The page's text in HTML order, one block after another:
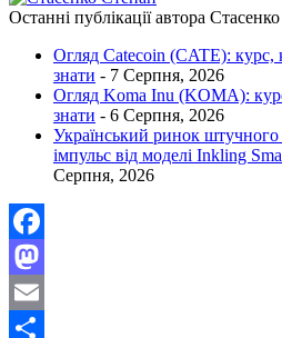
Останні публікації автора
Огляд Catecoin (CATE): курс,
знати - 7 Серпня, 2026
Огляд Koma Inu (KOMA):
знати - 6 Серпня, 2026
Український ринок
імпульс від моделі Inkling
Серпня, 2026
Facebook
Mastodon
Email